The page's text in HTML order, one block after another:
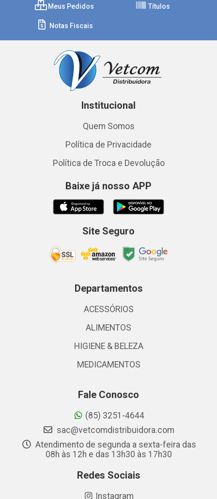
Meus Pedidos Títulos
Notas Fiscais
Institucional
Quem Somos
Política de Privacidade
Política de Troca e Devolução
Baixe já nosso APP
Site Seguro
Departamentos
ACESSÓRIOS
ALIMENTOS
HIGIENE & BELEZA
MEDICAMENTOS
Fale Conosco
(85) 3251-4644
sac@vetcomdistribuidora.com
Atendimento de segunda a sexta-feira das
08h às 12h e das 13h30 às 17h30
Redes Sociais
Instagram